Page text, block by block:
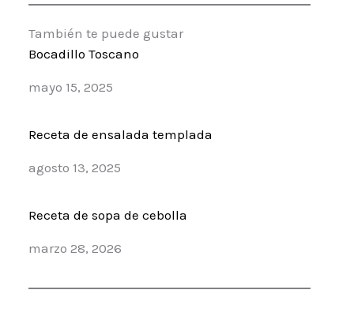
También te puede gustar
Bocadillo Toscano
Fecha
mayo 15, 2025
Receta de ensalada templada
Fecha
agosto 13, 2025
Receta de sopa de cebolla
Fecha
marzo 28, 2026